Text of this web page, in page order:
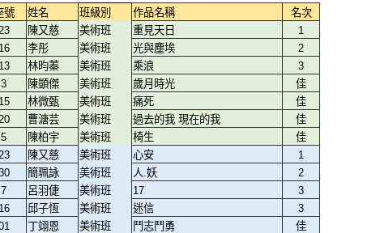
號 姓名 班級別 作品名稱
名次
陳又慈 美術班 重見天日
1
16 李彤 美術班 光與塵埃
2
13 林昀蓁 美術班 乘浪
3
3 陳顗傑 美術班 歲月時光
佳
15 林微甄 美術班 痛死
佳
曹溏芸 美術班 過去的我 現在的我
佳
5 陳柏宇 美術班 椅生
佳
陳又慈 美術班 心安
1
簡珮詠 美術班 人.妖
2
7 呂羽倢 美術班 17
3
16 邱子恆 美術班 迷信
3
丁翊恩 美術班 鬥志鬥勇
佳